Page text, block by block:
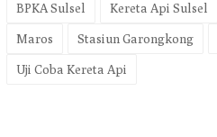
BPKA Sulsel Kereta Api Sulsel
Maros Stasiun Garongkong
Uji Coba Kereta Api